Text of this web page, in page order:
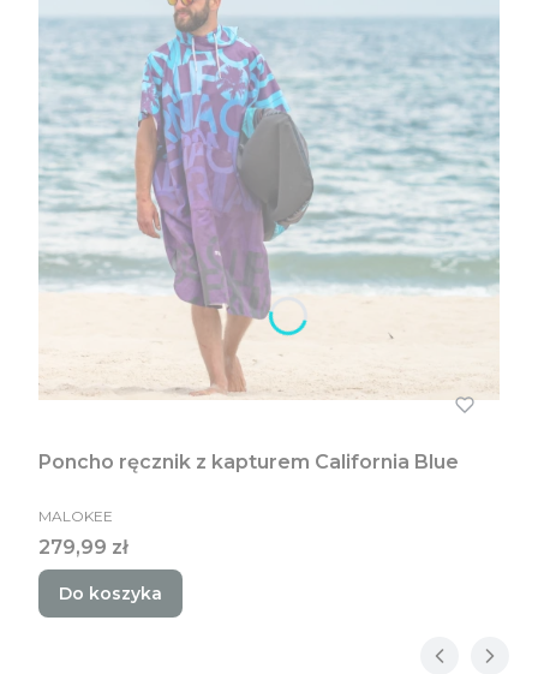
Poncho ręcznik z kapturem California Blue
PRODUCENT
MALOKEE
Cena
279,99 zł
Do koszyka